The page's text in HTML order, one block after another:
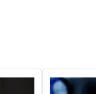
業務用
食品添加物